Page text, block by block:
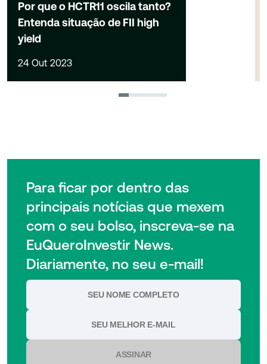
Por que o HCTR11 oscila tanto?
Entenda situação de FII high
yield
24 Out 2023
1 2 3 4
Para ficar por dentro das
principais notícias que mexem
com o seu bolso, inscreva-se na
EuQueroInvestir News.
Diariamente, no seu e-mail!
ASSINAR